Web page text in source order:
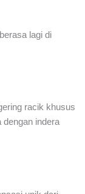
lagi di
racik khusus
indera